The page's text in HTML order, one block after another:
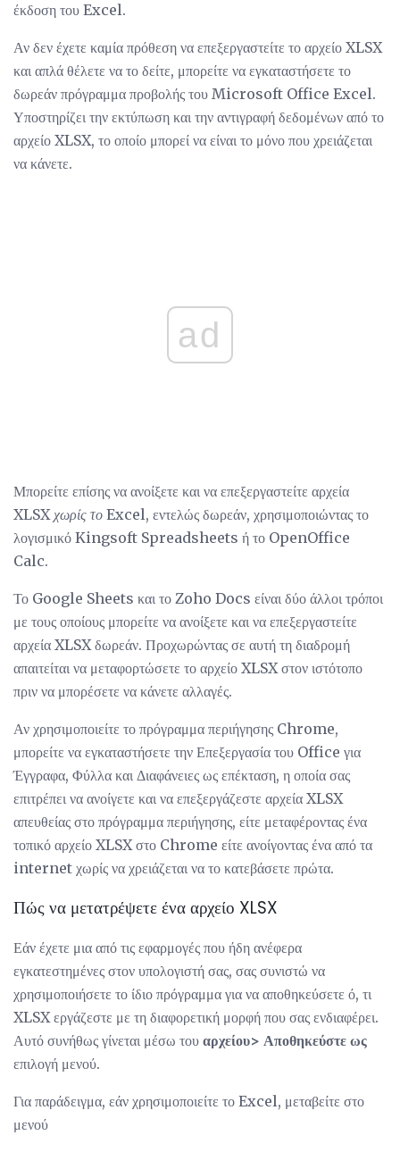
έκδοση του Excel.
Αν δεν έχετε καμία πρόθεση να επεξεργαστείτε το αρχείο XLSX
και απλά θέλετε να το δείτε, μπορείτε να εγκαταστήσετε το
δωρεάν πρόγραμμα προβολής του Microsoft Office Excel.
Υποστηρίζει την εκτύπωση και την αντιγραφή δεδομένων από το
αρχείο XLSX, το οποίο μπορεί να είναι το μόνο που χρειάζεται
να κάνετε.
ad
Μπορείτε επίσης να ανοίξετε και να επεξεργαστείτε αρχεία
XLSX χωρίς το Excel, εντελώς δωρεάν, χρησιμοποιώντας το
λογισμικό Kingsoft Spreadsheets ή το OpenOffice
Calc.
Το Google Sheets και το Zoho Docs είναι δύο άλλοι τρόποι
με τους οποίους μπορείτε να ανοίξετε και να επεξεργαστείτε
αρχεία XLSX δωρεάν. Προχωρώντας σε αυτή τη διαδρομή
απαιτείται να μεταφορτώσετε το αρχείο XLSX στον ιστότοπο
πριν να μπορέσετε να κάνετε αλλαγές.
Αν χρησιμοποιείτε το πρόγραμμα περιήγησης Chrome,
μπορείτε να εγκαταστήσετε την Επεξεργασία του Office για
Έγγραφα, Φύλλα και Διαφάνειες ως επέκταση, η οποία σας
επιτρέπει να ανοίγετε και να επεξεργάζεστε αρχεία XLSX
απευθείας στο πρόγραμμα περιήγησης, είτε μεταφέροντας ένα
τοπικό αρχείο XLSX στο Chrome είτε ανοίγοντας ένα από τα
internet χωρίς να χρειάζεται να το κατεβάσετε πρώτα.
Πώς να μετατρέψετε ένα αρχείο XLSX
Εάν έχετε μια από τις εφαρμογές που ήδη ανέφερα
εγκατεστημένες στον υπολογιστή σας, σας συνιστώ να
χρησιμοποιήσετε το ίδιο πρόγραμμα για να αποθηκεύσετε ό, τι
XLSX εργάζεστε με τη διαφορετική μορφή που σας ενδιαφέρει.
Αυτό συνήθως γίνεται μέσω του αρχείου> Αποθηκεύστε ως
επιλογή μενού.
Για παράδειγμα, εάν χρησιμοποιείτε το Excel, μεταβείτε στο
μενού